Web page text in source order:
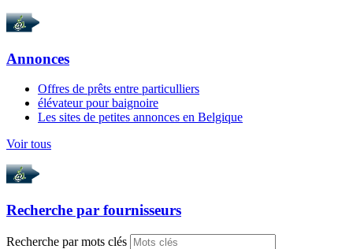
Annonces
Offres de prêts entre particulliers
élévateur pour baignoire
Les sites de petites annonces en Belgique
Voir tous
Recherche par fournisseurs
Recherche par mots clés